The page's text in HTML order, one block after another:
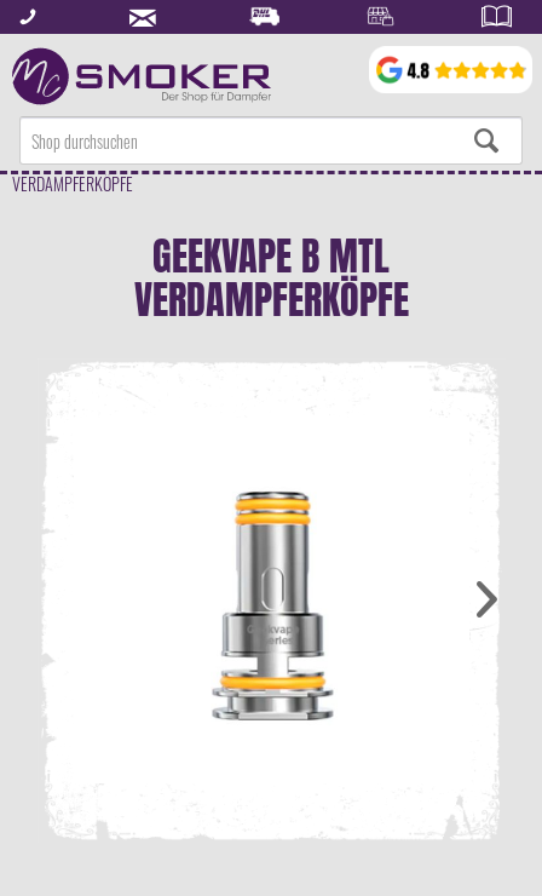
VERDAMPFERKÖPFE
GEEKVAPE B MTL
VERDAMPFERKÖPFE